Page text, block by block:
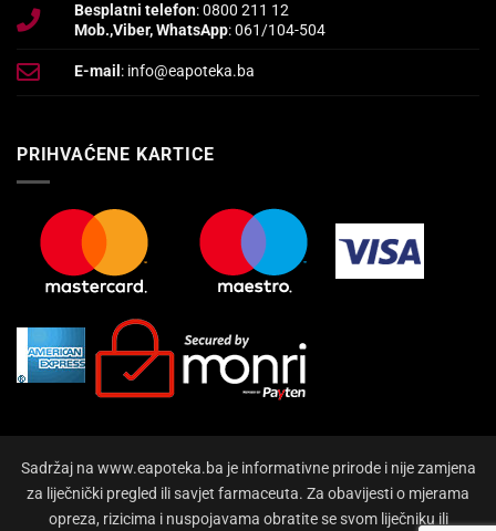
Besplatni telefon: 0800 211 12
Mob.,Viber, WhatsApp: 061/104-504
E-mail: info@eapoteka.ba
PRIHVAĆENE KARTICE
Sadržaj na www.eapoteka.ba je informativne prirode i nije zamjena
za liječnički pregled ili savjet farmaceuta. Za obavijesti o mjerama
opreza, rizicima i nuspojavama obratite se svom liječniku ili